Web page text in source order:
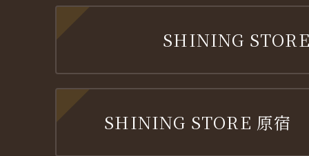
SHINING
SHINING STORE 原宿